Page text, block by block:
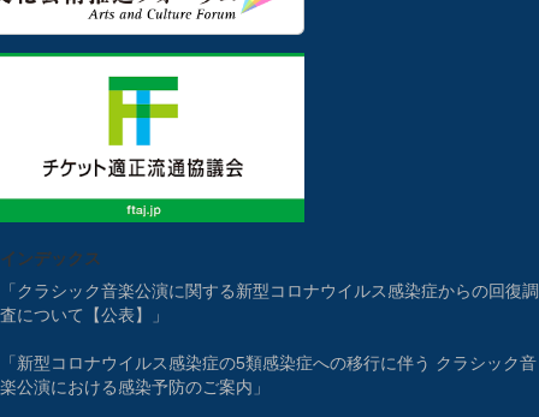
インデックス
「クラシック音楽公演に関する新型コロナウイルス感染症からの回復調
査について【公表】」
「新型コロナウイルス感染症の5類感染症への移行に伴う クラシック音
楽公演における感染予防のご案内」